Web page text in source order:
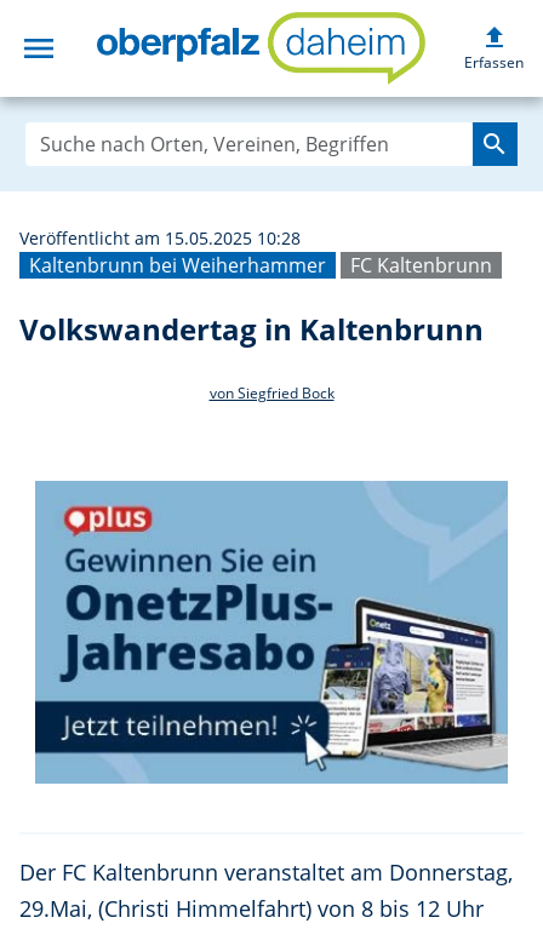
menu upload
Erfassen
search
Kaltenbrunn bei Weiherhammer FC Kaltenbrunn
Veröffentlicht am 15.05.2025 10:28
Volkswandertag in Kaltenbrunn
von Siegfried Bock
Der FC Kaltenbrunn veranstaltet am Donnerstag,
29.Mai, (Christi Himmelfahrt) von 8 bis 12 Uhr